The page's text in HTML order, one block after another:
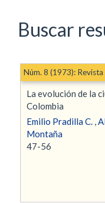
Buscar
La evolución de la
Colombia
Emilio Pradilla C.,
Montaña
47-56
Núm. 8 (1973): Revista